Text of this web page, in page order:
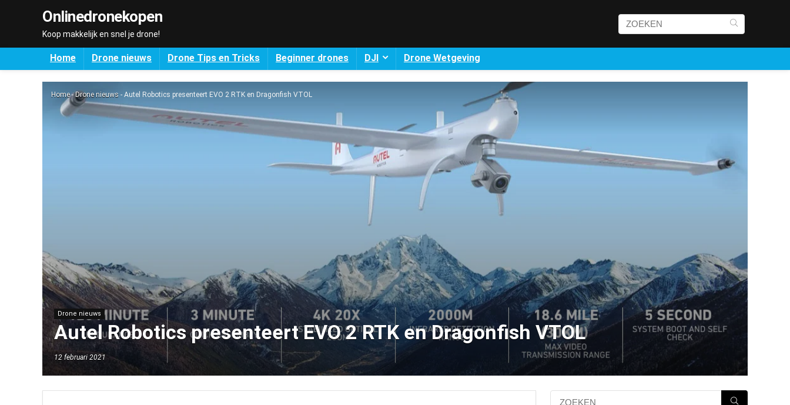
Onlinedronekopen
Koop makkelijk en snel je drone!
Home Drone nieuws Drone Tips en Tricks Beginner drones DJI Drone Wetgeving
Home-Drone nieuws - Autel Robotics presenteert EVO 2 RTK en Dragonfish VTOL
Drone nieuws
Autel Robotics presenteert EVO 2 RTK en Dragonfish VTOL
12 februari 2021